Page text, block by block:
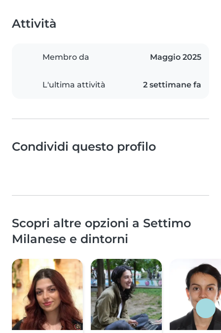
Attività
Membro da Maggio 2025
L'ultima attività 2 settimane fa
Condividi questo profilo
Scopri altre opzioni a Settimo
Milanese e dintorni